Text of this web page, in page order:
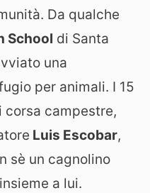
Da qualche
School di Santa
una
per animali. I 15
corsa campestre,
Luis Escobar,
sè un cagnolino
a lui.